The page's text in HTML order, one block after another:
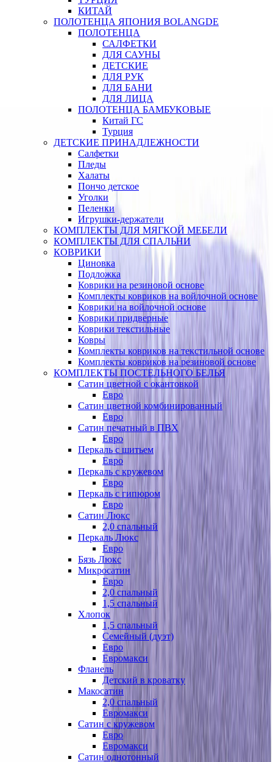
КИТАЙ
ПОЛОТЕНЦА ЯПОНИЯ BOLANGDE
ПОЛОТЕНЦА
САЛФЕТКИ
ДЛЯ САУНЫ
ДЕТСКИЕ
ДЛЯ РУК
ДЛЯ БАНИ
ДЛЯ ЛИЦА
ПОЛОТЕНЦА БАМБУКОВЫЕ
Китай ГС
Турция
ДЕТСКИЕ ПРИНАДЛЕЖНОСТИ
Салфетки
Пледы
Халаты
Пончо детское
Уголки
Пеленки
Игрушки-держатели
КОМПЛЕКТЫ ДЛЯ МЯГКОЙ МЕБЕЛИ
КОМПЛЕКТЫ ДЛЯ СПАЛЬНИ
КОВРИКИ
Циновка
Подложка
Коврики на резиновой основе
Комплекты ковриков на войлочной основе
Коврики на войлочной основе
Коврики придверные
Коврики текстильные
Ковры
Комплекты ковриков на текстильной основе
Комплекты ковриков на резиновой основе
КОМПЛЕКТЫ ПОСТЕЛЬНОГО БЕЛЬЯ
Сатин цветной с окантовкой
Евро
Сатин цветной комбинированный
Евро
Сатин печатный в ПВХ
Евро
Перкаль с шитьем
Евро
Перкаль с кружевом
Евро
Перкаль с гипюром
Евро
Сатин Люкс
2,0 спальный
Перкаль Люкс
Евро
Бязь Люкс
Микросатин
Евро
2,0 спальный
1,5 спальный
Хлопок
1,5 спальный
Семейный (дуэт)
Евро
Евромакси
Фланель
Детский в кроватку
Макосатин
2,0 спальный
Евромакси
Сатин с кружевом
Евро
Евромакси
Сатин однотонный